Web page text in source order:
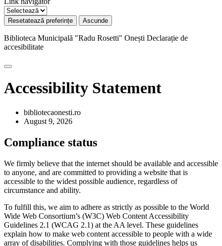
Resetatează preferințe Ascunde
Biblioteca Municipală "Radu Rosetti" Onești Declarație de
accesibilitate
Accessibility Statement
bibliotecaonesti.ro
August 9, 2026
Compliance status
We firmly believe that the internet should be available and accessible
to anyone, and are committed to providing a website that is
accessible to the widest possible audience, regardless of
circumstance and ability.
To fulfill this, we aim to adhere as strictly as possible to the World
Wide Web Consortium’s (W3C) Web Content Accessibility
Guidelines 2.1 (WCAG 2.1) at the AA level. These guidelines
explain how to make web content accessible to people with a wide
array of disabilities. Complying with those guidelines helps us